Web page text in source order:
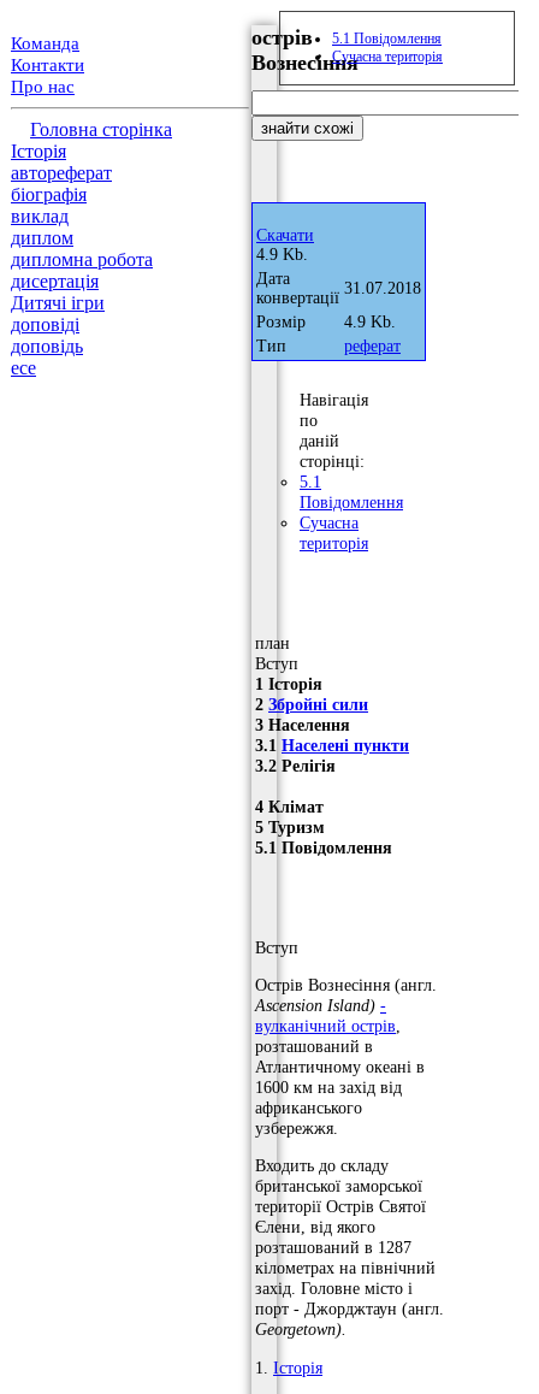
Команда
Контакти
Про нас
Головна сторінка
Історія
автореферат
біографія
виклад
диплом
дипломна робота
дисертація
Дитячі ігри
доповіді
доповідь
есе
острів
Вознесіння
Скачати
4.9 Kb.
Дата
конвертації
31.07.2018
Розмір
4.9 Kb.
Тип
реферат
Навігація
по
даній
сторінці:
5.1
Повідомлення
Сучасна
територія
план
Вступ
1 Історія
2 Збройні сили
3 Населення
3.1 Населені пункти
3.2 Релігія
4 Клімат
5 Туризм
5.1 Повідомлення
Вступ
Острів Вознесіння (англ.
Ascension Island) -
вулканічний острів
розташований в
Атлантичному океані в
1600 км на захід від
африканського
узбережжя.
Входить до складу
британської заморської
території Острів Святої
Єлени, від якого
розташований в 1287
кілометрах на північний
захід. Головне місто і
порт - Джорджтаун (англ.
Georgetown).
1. Історія
5.1 Повідомлення
Сучасна територія